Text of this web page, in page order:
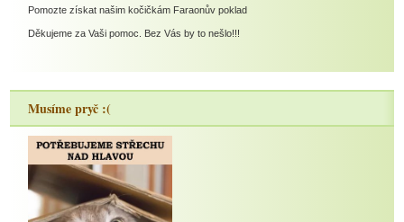
Pomozte získat našim kočičkám Faraonův poklad
Děkujeme za Vaši pomoc. Bez Vás by to nešlo!!!
Musíme pryč :(